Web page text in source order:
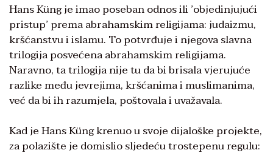
Hans Küng je imao poseban odnos ili ʼobjedinjujući
pristupʼ prema abrahamskim religijama: judaizmu,
kršćanstvu i islamu. To potvrđuje i njegova slavna
trilogija posvećena abrahamskim religijama.
Naravno, ta trilogija nije tu da bi brisala vjerujuće
razlike među jevrejima, kršćanima i muslimanima,
već da bi ih razumjela, poštovala i uvažavala.
Kad je Hans Küng krenuo u svoje dijaloške projekte,
za polazište je domislio sljedeću trostepenu regulu: